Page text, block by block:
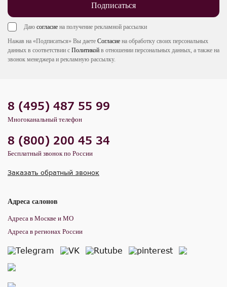
Подписаться
Даю согласие на получение рекламной рассылки
Нажав на «Подписаться» Вы даете Согласие на обработку своих персональных
данных в соответствии с Политикой в отношении персональных данных, а также на
звонок менеджера и рекламную рассылку.
8 (495) 487 55 99
Многоканальный телефон
8 (800) 200 45 34
Бесплатный звонок по России
Заказать обратный звонок
Адреса салонов
Адреса в Москве и МО
Адреса в регионах России